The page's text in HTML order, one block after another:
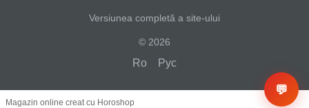
Versiunea completă a site-ului
© 2026
Ro Рус
Magazin online creat cu Horoshop
💬